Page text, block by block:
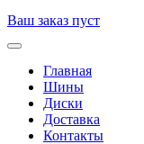
Ваш заказ пуст
Главная
Шины
Диски
Доставка
Контакты